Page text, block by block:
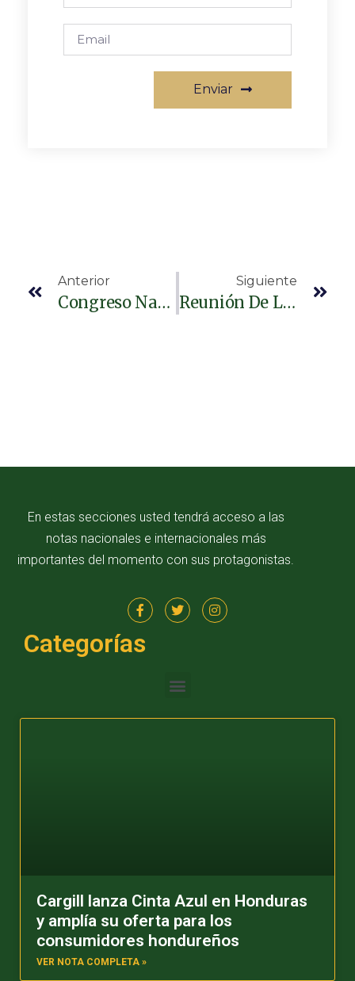
Enviar
Anterior
Congreso Nacional Impulsa El Primer Seminario Nacional Sobre Derecho Y Cooperación Parlamentaria
Siguiente
Reunión De La Junta Directiva Del Congreso Nacional Y Jefes De Bancada Aborda Propuestas De Reforma Legal Presentadas Por La Secretaría De Segurida
En estas secciones usted tendrá acceso a las
notas nacionales e internacionales más
importantes del momento con sus protagonistas.
Categorías
Cargill lanza Cinta Azul en Honduras
y amplía su oferta para los
consumidores hondureños
VER NOTA COMPLETA »